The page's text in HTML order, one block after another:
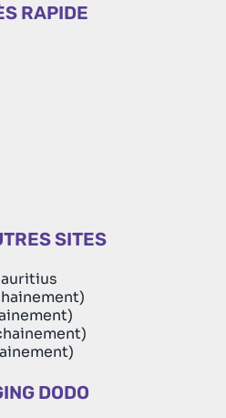
RAPIDE
SITES
DODO